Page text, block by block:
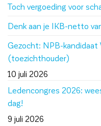
Toch vergoeding voor
Denk aan je IKB-netto
Gezocht: NPB-kandidaat
(toezichthouder)
10 juli 2026
Ledencongres 2026:
dag!
9 juli 2026